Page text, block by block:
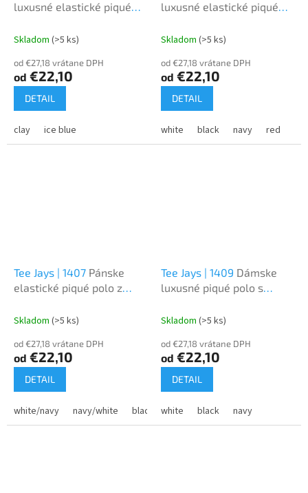
luxusné elastické piqué
Skladom (>5 ks)
od €27,18 vrátane DPH
od €22,10
DETAIL
clay ice blue
luxusné elastické piqué
Skladom (>5 ks)
od €27,18 vrátane DPH
od €22,10
DETAIL
white black navy red
Tee Jays | 1407 Pánske
elastické piqué polo z
Skladom (>5 ks)
od €27,18 vrátane DPH
od €22,10
DETAIL
white/navy navy/white black/white dark grey/white
Tee Jays | 1409 Dámske
luxusné piqué polo s
Skladom (>5 ks)
od €27,18 vrátane DPH
od €22,10
DETAIL
white black navy